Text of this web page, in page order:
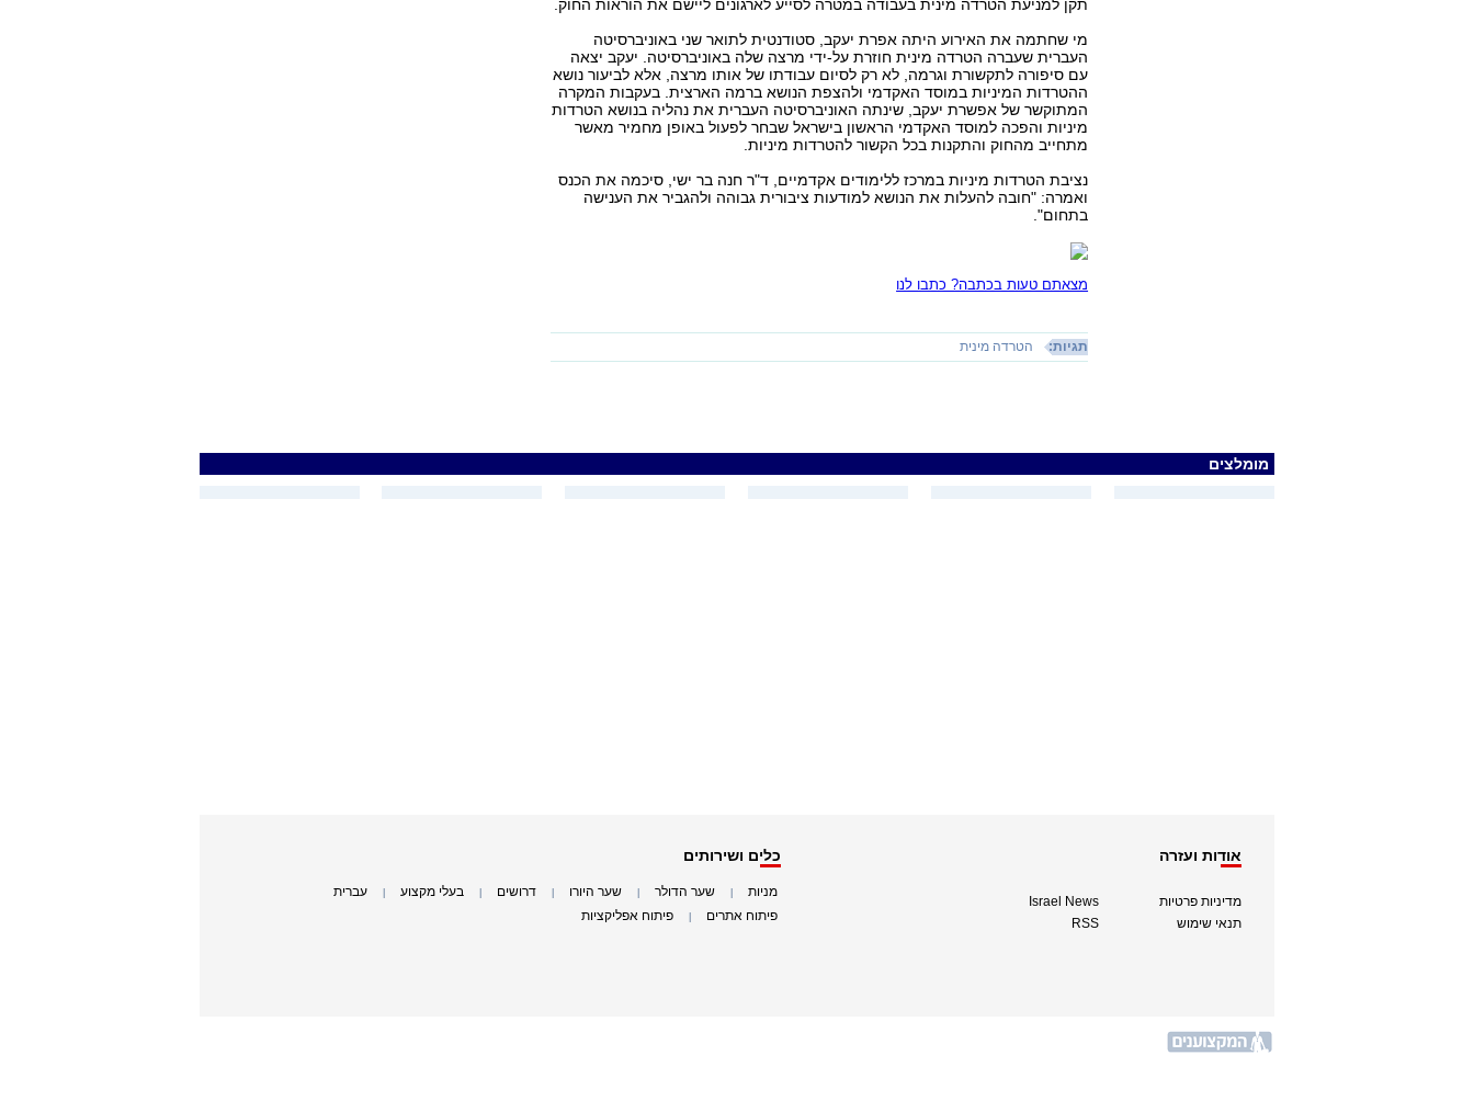
תקן למניעת הטרדה מינית בעבודה במטרה לסייע לארגונים ליישם את הוראות החוק.
מי שחתמה את האירוע היתה אפרת יעקב, סטודנטית לתואר שני באוניברסיטה
העברית שעברה הטרדה מינית חוזרת על-ידי מרצה שלה באוניברסיטה. יעקב יצאה
עם סיפורה לתקשורת וגרמה, לא רק לסיום עבודתו של אותו מרצה, אלא לביעור נושא
ההטרדות המיניות במוסד האקדמי ולהצפת הנושא ברמה הארצית. בעקבות המקרה
המתוקשר של אפשרת יעקב, שינתה האוניברסיטה העברית את נהליה בנושא הטרדות
מיניות והפכה למוסד האקדמי הראשון בישראל שבחר לפעול באופן מחמיר מאשר
מתחייב מהחוק והתקנות בכל הקשור להטרדות מיניות.
נציבת הטרדות מיניות במרכז ללימודים אקדמיים, ד"ר חנה בר ישי, סיכמה את הכנס
ואמרה: "חובה להעלות את הנושא למודעות ציבורית גבוהה ולהגביר את הענישה
בתחום".
מצאתם טעות בכתבה? כתבו לנו
תגיות: הטרדה מינית
מומלצים
אודות ועזרה
מדיניות פרטיות
תנאי שימוש
Israel News
RSS
כלים ושירותים
מניות שער הדולר שער היורו דרושים בעלי מקצוע עברית
פיתוח אתרים פיתוח אפליקציות